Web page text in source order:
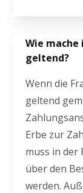
Wie
geltend?
Wenn die
geltend
Erbe zur
muss in der
über den
werden.